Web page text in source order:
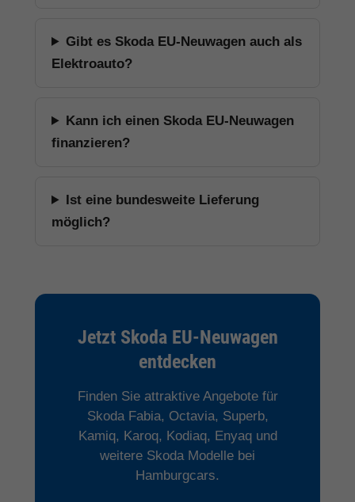
Gibt es Skoda EU-Neuwagen auch als
Elektroauto?
Kann ich einen Skoda EU-Neuwagen
finanzieren?
Ist eine bundesweite Lieferung
möglich?
Jetzt Skoda EU-Neuwagen
entdecken
Finden Sie attraktive Angebote für
Skoda Fabia, Octavia, Superb,
Kamiq, Karoq, Kodiaq, Enyaq und
weitere Skoda Modelle bei
Hamburgcars.